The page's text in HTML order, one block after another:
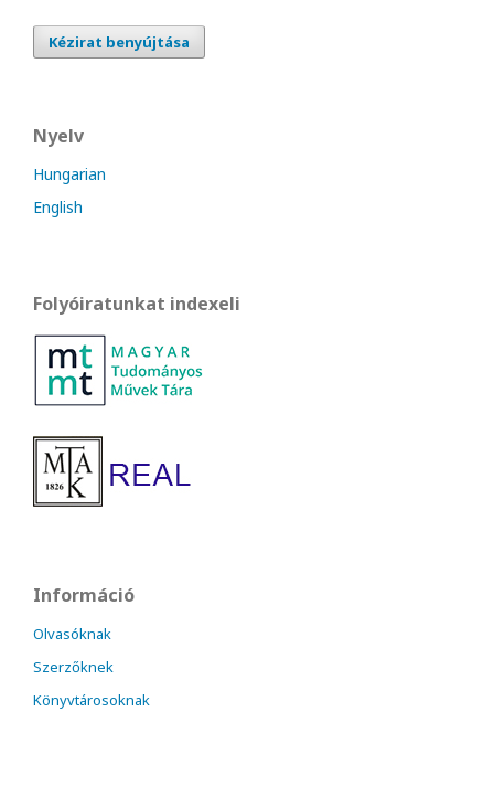
Kézirat benyújtása
Nyelv
Hungarian
English
Folyóiratunkat indexeli
Információ
Olvasóknak
Szerzőknek
Könyvtárosoknak